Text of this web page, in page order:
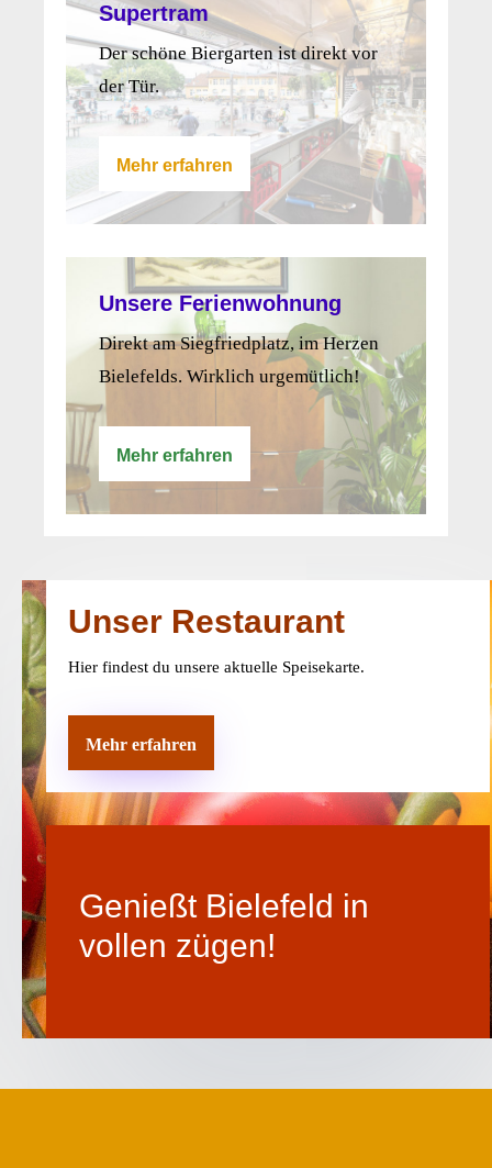
Supertram
Der schöne Biergarten ist direkt vor
der Tür.
Mehr erfahren
Unsere Ferienwohnung
Direkt am Siegfriedplatz, im Herzen
Bielefelds. Wirklich urgemütlich!
Mehr erfahren
Unser Restaurant
Hier findest du unsere aktuelle Speisekarte.
Mehr erfahren
Genießt Bielefeld in
vollen zügen!